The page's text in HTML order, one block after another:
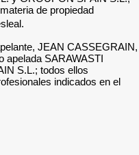
de propiedad
JEAN CASSEGRAIN,
SARAWASTI
S.L.; todos ellos
indicados en el